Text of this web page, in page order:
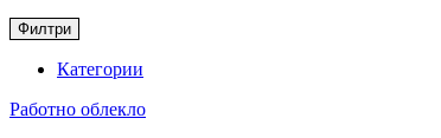
Филтри
Категории
Работно облекло